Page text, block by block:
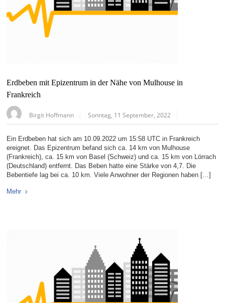
Erdbeben mit Epizentrum in der Nähe von Mulhouse in
Frankreich
Birgit Hoffmann Sonntag, 11 September, 2022
Ein Erdbeben hat sich am 10.09.2022 um 15:58 UTC in Frankreich
ereignet. Das Epizentrum befand sich ca. 14 km von Mulhouse
(Frankreich), ca. 15 km von Basel (Schweiz) und ca. 15 km von Lörrach
(Deutschland) entfernt. Das Beben hatte eine Stärke von 4,7. Die
Bebentiefe lag bei ca. 10 km. Viele Anwohner der Regionen haben […]
Mehr